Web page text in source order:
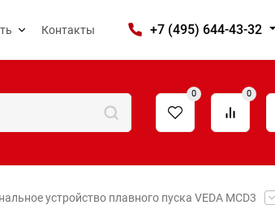
Контакты +7 (495) 644-43-32
0 0
устройство плавного пуска VEDA MCD3